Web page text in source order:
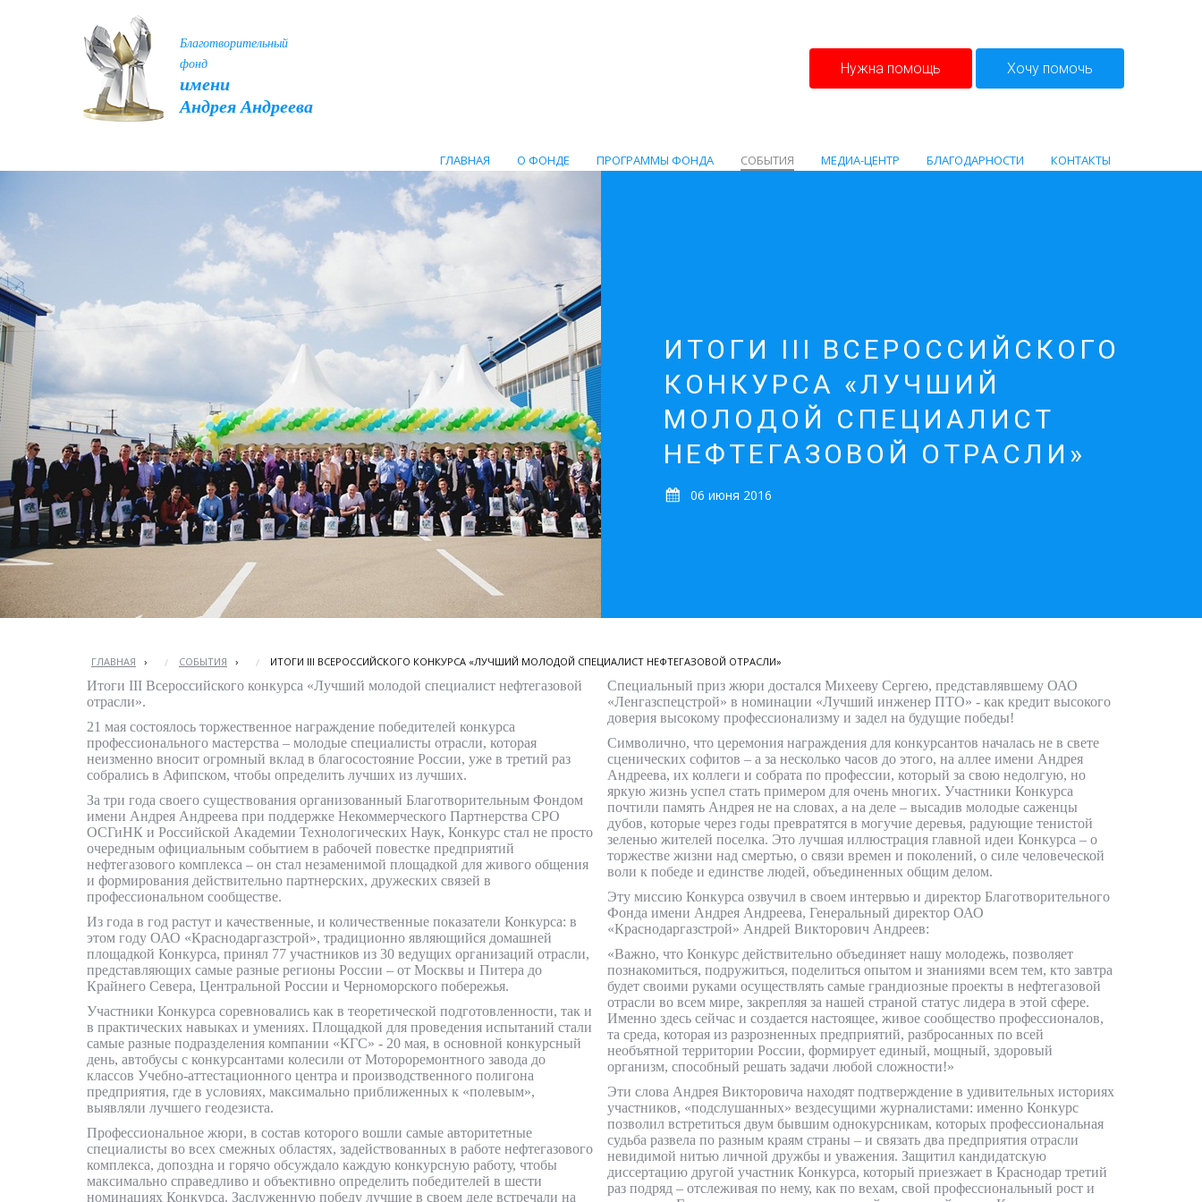
Благотворительный
фонд
имени
Андрея Андреева
Нужна помощь Хочу помочь
ГЛАВНАЯ О ФОНДЕ ПРОГРАММЫ ФОНДА СОБЫТИЯ МЕДИА-ЦЕНТР БЛАГОДАРНОСТИ КОНТАКТЫ
ИТОГИ III ВСЕРОССИЙСКОГО
КОНКУРСА «ЛУЧШИЙ
МОЛОДОЙ СПЕЦИАЛИСТ
НЕФТЕГАЗОВОЙ ОТРАСЛИ»
06 июня 2016
ГЛАВНАЯ › СОБЫТИЯ › ИТОГИ III ВСЕРОССИЙСКОГО КОНКУРСА «ЛУЧШИЙ МОЛОДОЙ СПЕЦИАЛИСТ НЕФТЕГАЗОВОЙ ОТРАСЛИ»
Итоги III Всероссийского конкурса «Лучший молодой специалист нефтегазовой
отрасли».
21 мая состоялось торжественное награждение победителей конкурса
профессионального мастерства – молодые специалисты отрасли, которая
неизменно вносит огромный вклад в благосостояние России, уже в третий раз
собрались в Афипском, чтобы определить лучших из лучших.
За три года своего существования организованный Благотворительным Фондом
имени Андрея Андреева при поддержке Некоммерческого Партнерства СРО
ОСГиНК и Российской Академии Технологических Наук, Конкурс стал не просто
очередным официальным событием в рабочей повестке предприятий
нефтегазового комплекса – он стал незаменимой площадкой для живого общения
и формирования действительно партнерских, дружеских связей в
профессиональном сообществе.
Из года в год растут и качественные, и количественные показатели Конкурса: в
этом году ОАО «Краснодаргазстрой», традиционно являющийся домашней
площадкой Конкурса, принял 77 участников из 30 ведущих организаций отрасли,
представляющих самые разные регионы России – от Москвы и Питера до
Крайнего Севера, Центральной России и Черноморского побережья.
Участники Конкурса соревновались как в теоретической подготовленности, так и
в практических навыках и умениях. Площадкой для проведения испытаний стали
самые разные подразделения компании «КГС» - 20 мая, в основной конкурсный
день, автобусы с конкурсантами колесили от Мотороремонтного завода до
классов Учебно-аттестационного центра и производственного полигона
предприятия, где в условиях, максимально приближенных к «полевым»,
выявляли лучшего геодезиста.
Профессиональное жюри, в состав которого вошли самые авторитетные
специалисты во всех смежных областях, задействованных в работе нефтегазового
комплекса, допоздна и горячо обсуждало каждую конкурсную работу, чтобы
максимально справедливо и объективно определить победителей в шести
номинациях Конкурса. Заслуженную победу лучшие в своем деле встречали на
Специальный приз жюри достался Михееву Сергею, представлявшему ОАО
«Ленгазспецстрой» в номинации «Лучший инженер ПТО» - как кредит высокого
доверия высокому профессионализму и задел на будущие победы!
Символично, что церемония награждения для конкурсантов началась не в свете
сценических софитов – а за несколько часов до этого, на аллее имени Андрея
Андреева, их коллеги и собрата по профессии, который за свою недолгую, но
яркую жизнь успел стать примером для очень многих. Участники Конкурса
почтили память Андрея не на словах, а на деле – высадив молодые саженцы
дубов, которые через годы превратятся в могучие деревья, радующие тенистой
зеленью жителей поселка. Это лучшая иллюстрация главной идеи Конкурса – о
торжестве жизни над смертью, о связи времен и поколений, о силе человеческой
воли к победе и единстве людей, объединенных общим делом.
Эту миссию Конкурса озвучил в своем интервью и директор Благотворительного
Фонда имени Андрея Андреева, Генеральный директор ОАО
«Краснодаргазстрой» Андрей Викторович Андреев:
«Важно, что Конкурс действительно объединяет нашу молодежь, позволяет
познакомиться, подружиться, поделиться опытом и знаниями всем тем, кто завтра
будет своими руками осуществлять самые грандиозные проекты в нефтегазовой
отрасли во всем мире, закрепляя за нашей страной статус лидера в этой сфере.
Именно здесь сейчас и создается настоящее, живое сообщество профессионалов,
та среда, которая из разрозненных предприятий, разбросанных по всей
необъятной территории России, формирует единый, мощный, здоровый
организм, способный решать задачи любой сложности!»
Эти слова Андрея Викторовича находят подтверждение в удивительных историях
участников, «подслушанных» вездесущими журналистами: именно Конкурс
позволил встретиться двум бывшим однокурсникам, которых профессиональная
судьба развела по разным краям страны – и связать два предприятия отрасли
невидимой нитью личной дружбы и уважения. Защитил кандидатскую
диссертацию другой участник Конкурса, который приезжает в Краснодар третий
раз подряд – отслеживая по нему, как по вехам, свой профессиональный рост и